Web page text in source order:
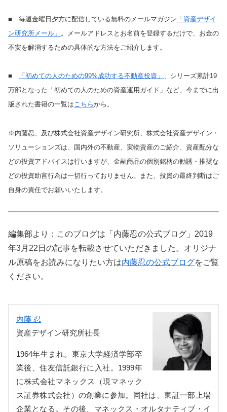
■ 毎週金曜日夕方に配信している無料のメールマガジン 「資産デザイ
ン研究所メール」 。メールアドレスとお名前を登録するだけで、お金の
不安を解消するための具体的な方法をご紹介します。
■ 「初めての人のための99%成功する不動産投資」 、シリーズ累計19
万部となった「初めての人のための資産運用ガイド」など、今までに出
版された書籍の一覧はこちらから。
※内藤忍、及び株式会社資産デザイン研究所、株式会社資産デザイン・
ソリューションズは、国内外の不動産、実物資産のご紹介、資産配分な
どの投資アドバイスは行いますが、金融商品の個別銘柄の勧誘・推奨な
どの投資助言行為は一切行っておりません。また、投資の最終判断はご
自身の責任でお願いいたします。
編集部より：このブログは「内藤忍の公式ブログ」2019
年3月22日の記事を転載させていただきました。オリジナ
ル原稿をお読みになりたい方は内藤忍の公式ブログをご覧
ください。
内藤 忍
資産デザイン研究所社長
1964年生まれ。東京大学経済学部卒
業後、住友信託銀行に入社。1999年
に株式会社マネックス（現マネック
ス証券株式会社）の創業に参加。同社は、東証一部上場
企業となる。その後、マネックス・オルタナティブ・イ